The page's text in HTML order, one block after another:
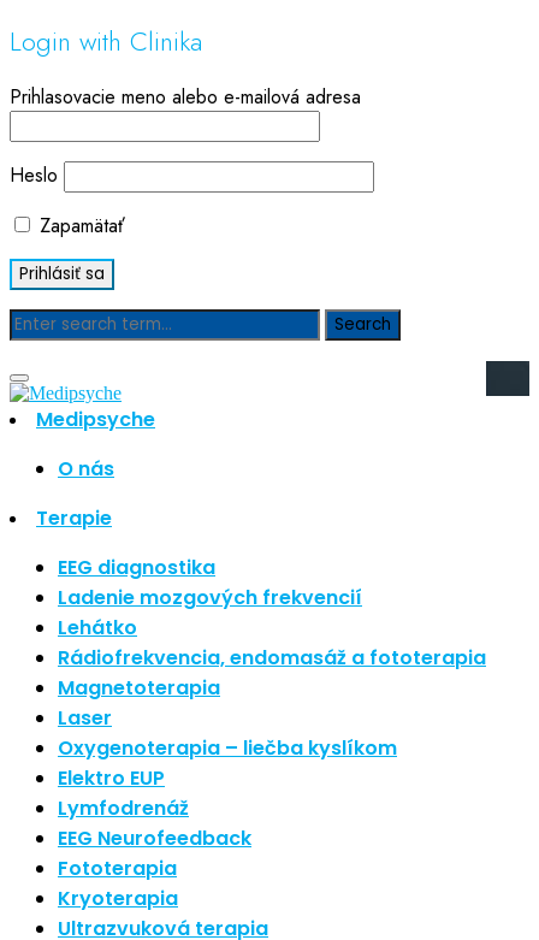
Login with Clinika
Prihlasovacie meno alebo e-mailová adresa
Heslo
Zapamätať
Medipsyche
O nás
Terapie
EEG diagnostika
Ladenie mozgových frekvencií
Lehátko
Rádiofrekvencia, endomasáž a fototerapia
Magnetoterapia
Laser
Oxygenoterapia – liečba kyslíkom
Elektro EUP
Lymfodrenáž
EEG Neurofeedback
Fototerapia
Kryoterapia
Ultrazvuková terapia
Blog
Hľadať
Najnovšie články
Nové polarizované svetlo
So psoriázou netreba žiť
Rozšírenie služieb
Hudba a vývoj mozgu
Najnovšie komentáre
Žiadne komentáre na zobrazenie.
Archív
september 2021
apríl 2021
august 2020